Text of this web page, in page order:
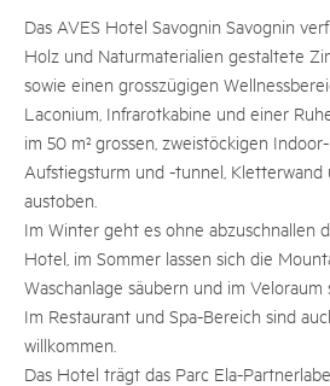
Das AVES Hotel Savognin Savognin
Holz und Naturmaterialien gestaltete
sowie einen grosszügigen
Laconium, Infrarotkabine und einer
im 50 m² grossen, zweistöckigen
Aufstiegsturm und -tunnel, Kletterwand
austoben.
Im Winter geht es ohne abzuschnallen
Hotel, im Sommer lassen sich die
Waschanlage säubern und im Veloraum
Im Restaurant und Spa-Bereich sind
willkommen.
Das Hotel trägt das Parc Ela-